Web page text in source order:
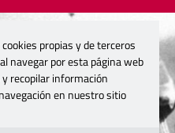
propias y de terceros
navegar por esta página web
recopilar información
en nuestro sitio